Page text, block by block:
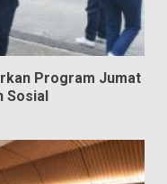
Program Jumat
Sosial